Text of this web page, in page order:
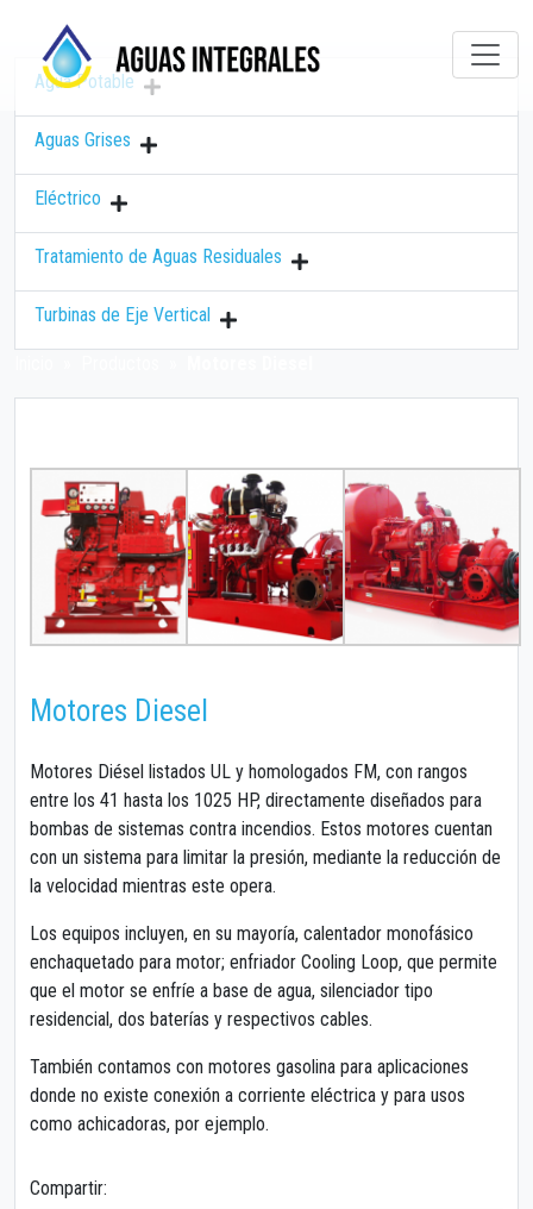
Agua Potable
Aguas Grises
Eléctrico
Tratamiento de Aguas Residuales
Turbinas de Eje Vertical
Motores Diesel
Motores Diésel listados UL y homologados FM, con rangos
entre los 41 hasta los 1025 HP, directamente diseñados para
bombas de sistemas contra incendios. Estos motores cuentan
con un sistema para limitar la presión, mediante la reducción de
la velocidad mientras este opera.
Los equipos incluyen, en su mayoría, calentador monofásico
enchaquetado para motor; enfriador Cooling Loop, que permite
que el motor se enfríe a base de agua, silenciador tipo
residencial, dos baterías y respectivos cables.
También contamos con motores gasolina para aplicaciones
donde no existe conexión a corriente eléctrica y para usos
como achicadoras, por ejemplo.
Compartir: